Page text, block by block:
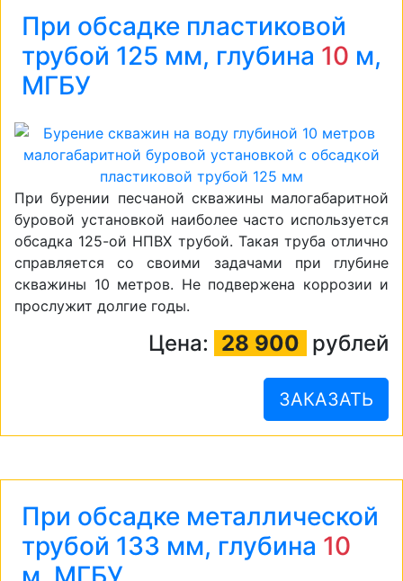
При обсадке пластиковой
трубой 125 мм, глубина 10 м,
МГБУ
При бурении песчаной скважины малогабаритной
буровой установкой наиболее часто используется
обсадка 125-ой НПВХ трубой. Такая труба отлично
справляется со своими задачами при глубине
скважины 10 метров. Не подвержена коррозии и
прослужит долгие годы.
Цена: 28 900 рублей
ЗАКАЗАТЬ
При обсадке металлической
трубой 133 мм, глубина 10